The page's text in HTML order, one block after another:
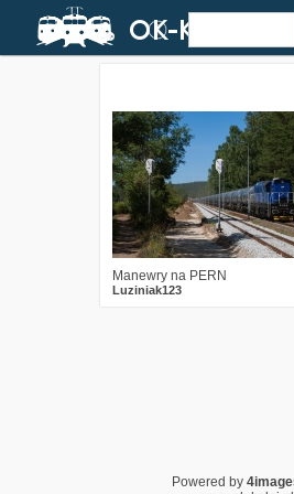
Manewry na PERN
Luziniak123
Powered by